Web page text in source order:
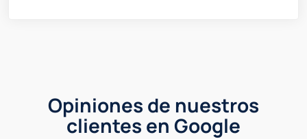
Opiniones de nuestros
clientes en Google